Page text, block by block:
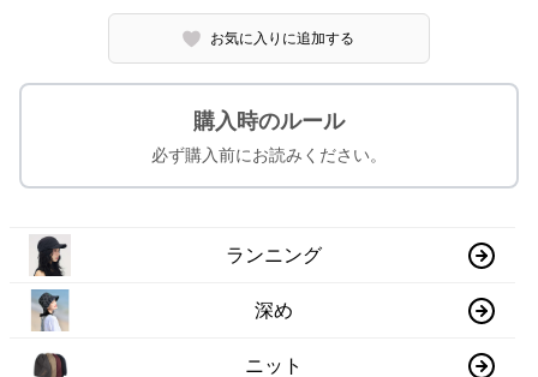
お気に入りに追加する
購入時のルール
必ず購入前にお読みください。
ランニング
深め
ニット